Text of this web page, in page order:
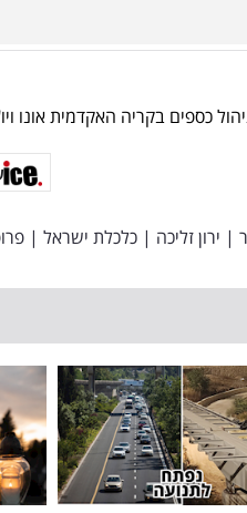
כספים בקריה האקדמית אונו
| ירון זליכה | כלכלת ישראל |